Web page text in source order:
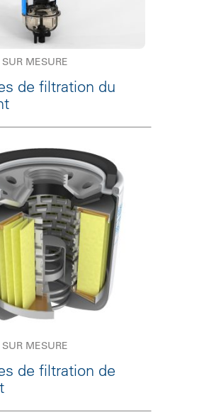
MESURE
de filtration du
MESURE
de filtration de